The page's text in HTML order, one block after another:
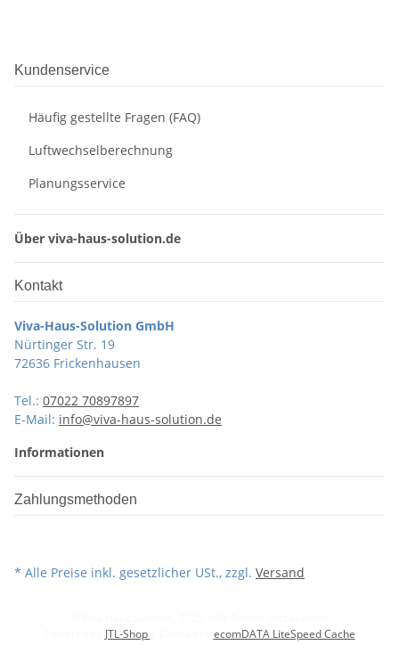
Kundenservice
Häufig gestellte Fragen (FAQ)
Luftwechselberechnung
Planungsservice
Über viva-haus-solution.de
Kontakt
Viva-Haus-Solution GmbH
Nürtinger Str. 19
72636 Frickenhausen
Tel.: 07022 70897897
E-Mail: info@viva-haus-solution.de
Informationen
Zahlungsmethoden
* Alle Preise inkl. gesetzlicher USt., zzgl. Versand
JTL-Shop ecomDATA LiteSpeed Cache